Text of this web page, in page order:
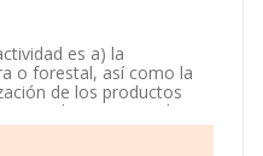
es a) la
o forestal, así como la
de los productos
realice,
de toda clase de